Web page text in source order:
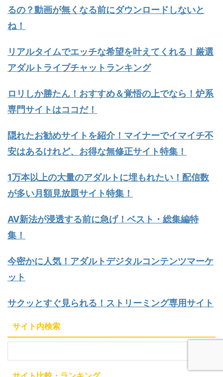
るの？動画が無くなる前にダウンロードしないと
ね！
リアルタイムでエッチな希望を叶えてくれる！厳選
アダルトライブチャットランキング
ロリしか勝たん！おすすめ＆覚悟の上でなら！炉系
専門サイトはココだ！
隠れたお勧めサイトを紹介！マイナーでイマイチ不
安はあるけれど、お得な無修正サイト特集！
1万本以上の大量のアダルトに埋もれたい！配信数
が多い月額見放題サイト特集！
AV新法が浸透する前に急げ！ベスト・総集編特
集！
今密かに人気！アダルトデジタルコンテンツマーケ
ット
サクッとすぐ見られる！ストリーミング専用サイト
サイト内検索